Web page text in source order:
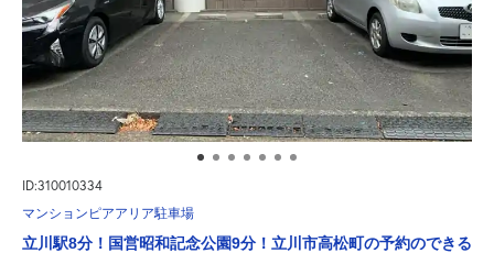
ID:310010334
マンションピアアリア駐車場
立川駅8分！国営昭和記念公園9分！立川市高松町の予約のできる